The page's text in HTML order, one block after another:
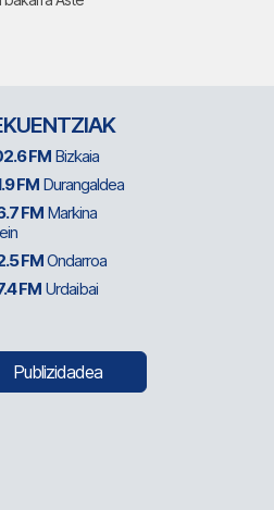
FM Bizkaia
FM Durangaldea
FM Markina
FMOndarroa
FM Urdaibai
Publizidadea